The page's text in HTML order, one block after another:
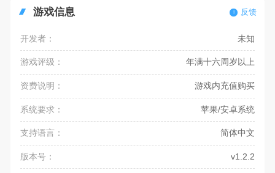
游戏信息 反馈
开发者： 未知
游戏评级： 年满十六周岁以上
资费说明： 游戏内充值购买
系统要求： 苹果/安卓系统
支持语言： 简体中文
版本号： v1.2.2